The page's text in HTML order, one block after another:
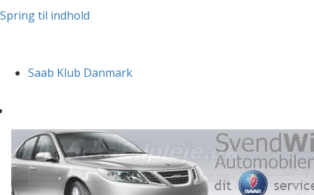
Spring til indhold
Saab Klub Danmark